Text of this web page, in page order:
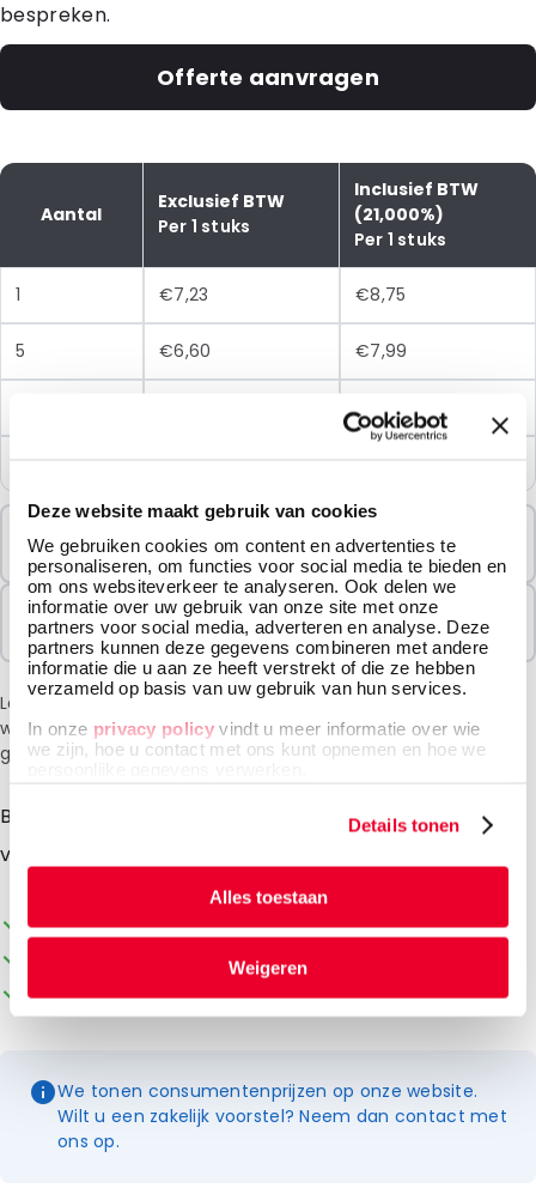
Deze website maakt gebruik van cookies
We gebruiken cookies om content en advertenties te
personaliseren, om functies voor social media te bieden en
om ons websiteverkeer te analyseren. Ook delen we
informatie over uw gebruik van onze site met onze
partners voor social media, adverteren en analyse. Deze
partners kunnen deze gegevens combineren met andere
informatie die u aan ze heeft verstrekt of die ze hebben
verzameld op basis van uw gebruik van hun services.
In onze privacy policy vindt u meer informatie over wie
we zijn, hoe u contact met ons kunt opnemen en hoe we
Details tonen
Alles toestaan
Weigeren
bespreken.
Offerte aanvragen
Aantal
Exclusief BTW
Per 1 stuks
Inclusief BTW
(21,000%)
Per 1 stuks
1 €7,23 €8,75
5 €6,60 €7,99
€7,28
1 Eenheden
Verkocht In Pakketten
1 Eenheden
Let op: vanwege de huidige situatie in het Midden-Oosten
wordt bij het afrekenen een toeslag van 6% in rekening
gebracht.
Basefoam bedekt de bodem van de Systainer3 M
versie en zorgt voor een zachte bescherming.
Personalisatie van verpakking mogelijk
Uit voorraad leverbaar
Klantgerichte service
We tonen consumentenprijzen op onze website.
Wilt u een zakelijk voorstel? Neem dan contact met
ons op.